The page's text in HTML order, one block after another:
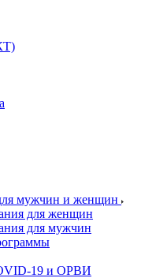
мужчин и женщин
для женщин
для мужчин
19 и ОРВИ